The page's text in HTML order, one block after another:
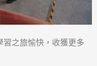
習之旅愉快，收獲更多